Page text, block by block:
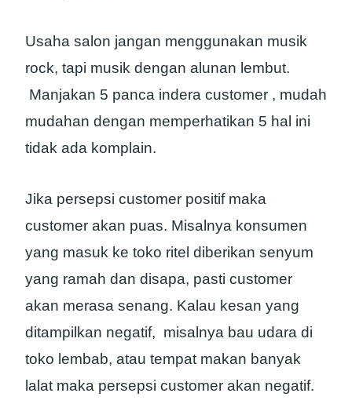
Usaha salon jangan menggunakan musik
rock, tapi musik dengan alunan lembut.
Manjakan 5 panca indera customer , mudah
mudahan dengan memperhatikan 5 hal ini
tidak ada komplain.
Jika persepsi customer positif maka
customer akan puas. Misalnya konsumen
yang masuk ke toko ritel diberikan senyum
yang ramah dan disapa, pasti customer
akan merasa senang. Kalau kesan yang
ditampilkan negatif, misalnya bau udara di
toko lembab, atau tempat makan banyak
lalat maka persepsi customer akan negatif.